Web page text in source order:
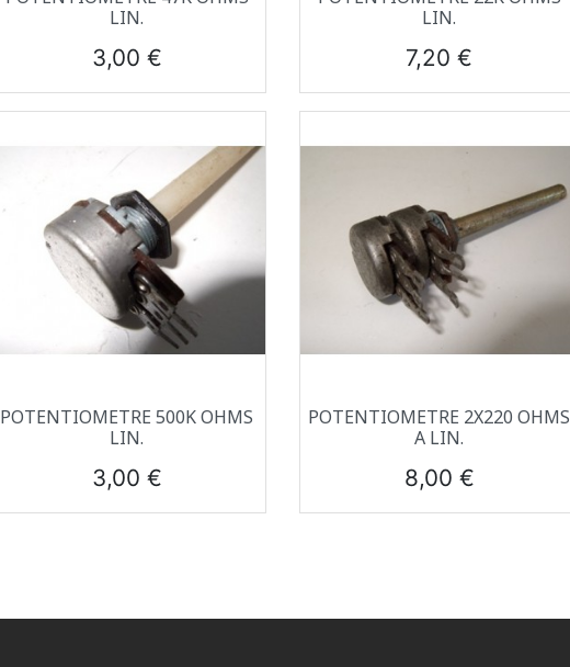
LIN.
Prix
3,00 €
LIN.
Prix
7,20 €
Aperçu rapide
POTENTIOMETRE 500K OHMS
LIN.
Prix
3,00 €
Aperçu rapide
POTENTIOMETRE 2X220 OHMS
A LIN.
Prix
8,00 €